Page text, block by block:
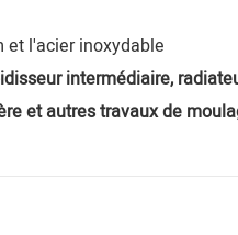
et l'acier inoxydable
intermédiaire,
et autres travaux de